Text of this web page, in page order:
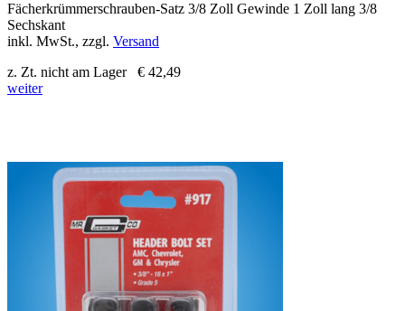
Fächerkrümmerschrauben-Satz 3/8 Zoll Gewinde 1 Zoll lang 3/8
Sechskant
inkl. MwSt., zzgl. Versand
z. Zt. nicht am Lager
€ 42,49
weiter